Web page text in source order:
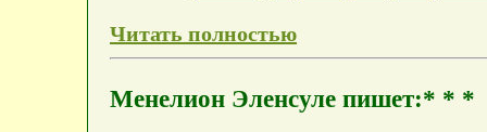
Читать полностью
Менелион Эленсуле пишет:* * *